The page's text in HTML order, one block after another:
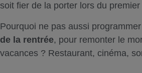
soit fier de la porter lors du premier
Pourquoi ne pas aussi programmer
de la rentrée, pour remonter le
vacances ? Restaurant, cinéma,